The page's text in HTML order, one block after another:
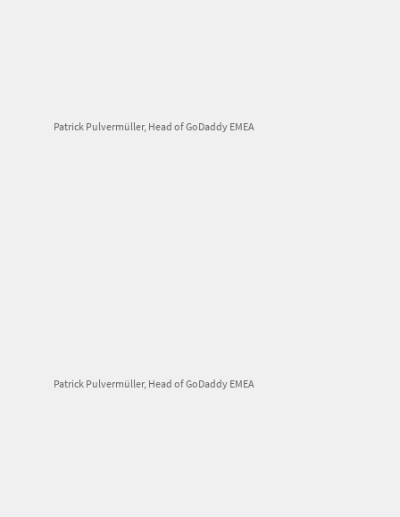
Patrick Pulvermüller, Head of GoDaddy EMEA
Patrick Pulvermüller, Head of GoDaddy EMEA